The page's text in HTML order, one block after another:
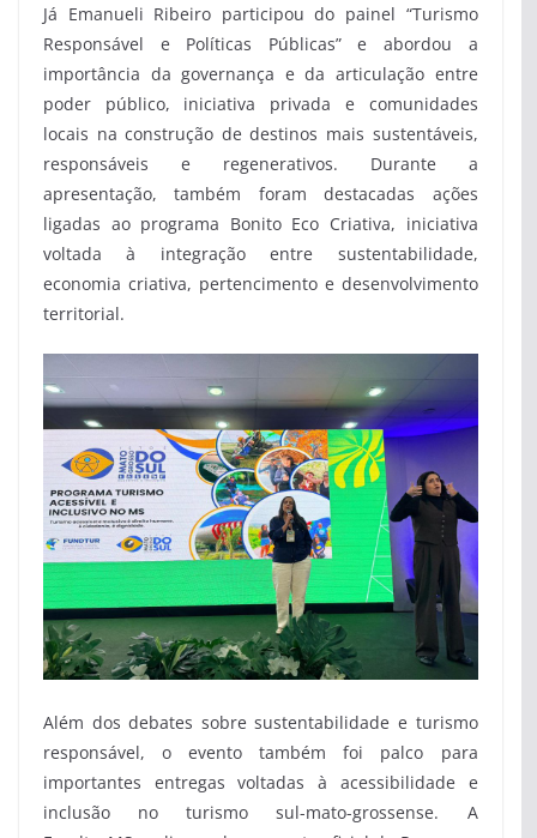
Já Emanueli Ribeiro participou do painel “Turismo
Responsável e Políticas Públicas” e abordou a
importância da governança e da articulação entre
poder público, iniciativa privada e comunidades
locais na construção de destinos mais sustentáveis,
responsáveis e regenerativos. Durante a
apresentação, também foram destacadas ações
ligadas ao programa Bonito Eco Criativa, iniciativa
voltada à integração entre sustentabilidade,
economia criativa, pertencimento e desenvolvimento
territorial.
Além dos debates sobre sustentabilidade e turismo
responsável, o evento também foi palco para
importantes entregas voltadas à acessibilidade e
inclusão no turismo sul-mato-grossense. A